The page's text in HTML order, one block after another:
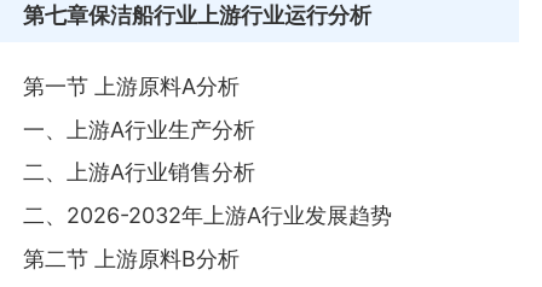
第七章保洁船行业上游行业运行分析
第一节 上游原料A分析
一、上游A行业生产分析
二、上游A行业销售分析
二、2026-2032年上游A行业发展趋势
第二节 上游原料B分析